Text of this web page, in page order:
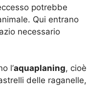
potrebbe
Qui entrano
necessario
l’aquaplaning, cioè
delle raganelle,